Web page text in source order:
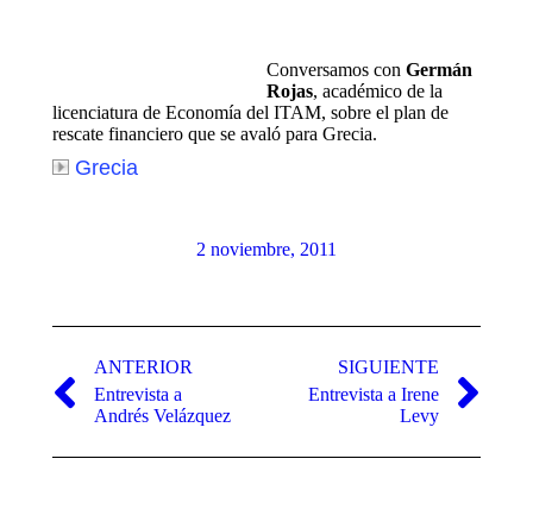
Conversamos con Germán
Rojas, académico de la
licenciatura de Economía del ITAM, sobre el plan de
rescate financiero que se avaló para Grecia.
Grecia
2 noviembre, 2011
entre
publicaciones
ANTERIOR
Publicación
anterior:
Entrevista a
Andrés Velázquez
SIGUIENTE
Publicación
Entrevista a Irene
Levy